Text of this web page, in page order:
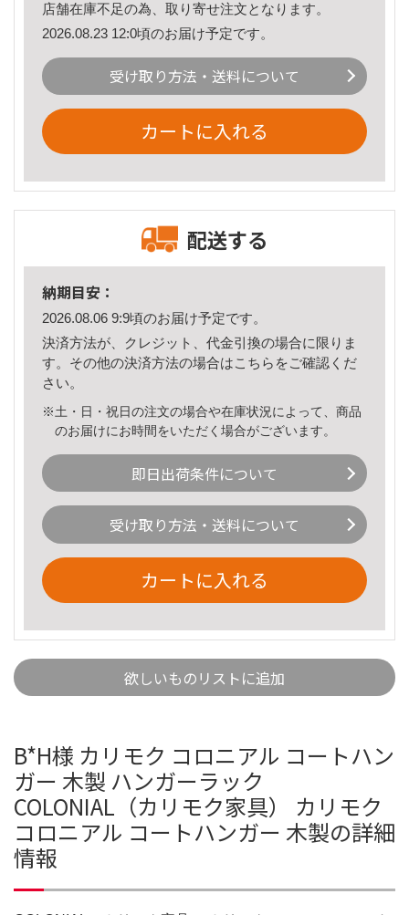
店舗在庫不足の為、取り寄せ注文となります。
2026.08.23 12:0頃のお届け予定です。
受け取り方法・送料について
カートに入れる
配送する
納期目安：
2026.08.06 9:9頃のお届け予定です。
決済方法が、クレジット、代金引換の場合に限りま
す。その他の決済方法の場合はこちら をご確認くだ
さい。
※土・日・祝日の注文の場合や在庫状況によって、商品
のお届けにお時間をいただく場合がございます。
即日出荷条件について
受け取り方法・送料について
カートに入れる
欲しいものリストに追加
B*H様 カリモク コロニアル コートハン
ガー 木製 ハンガーラック
COLONIAL（カリモク家具） カリモク
コロニアル コートハンガー 木製の詳細
情報